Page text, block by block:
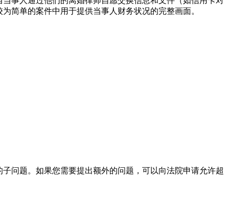
简单的案件中用于提供当事人财务状况的完整画面。
问题。如果您需要提出额外的问题，可以向法院申请允许超